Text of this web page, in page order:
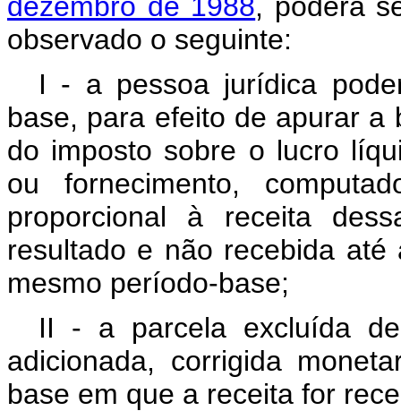
observado o seguinte:
I - a pessoa jurídica
base, para efeito de apurar a
do imposto sobre o lucro
ou fornecimento,
proporcional à receita
resultado e não recebida
mesmo período-base;
II - a parcela excluída
adicionada, corrigida
base em que a receita for